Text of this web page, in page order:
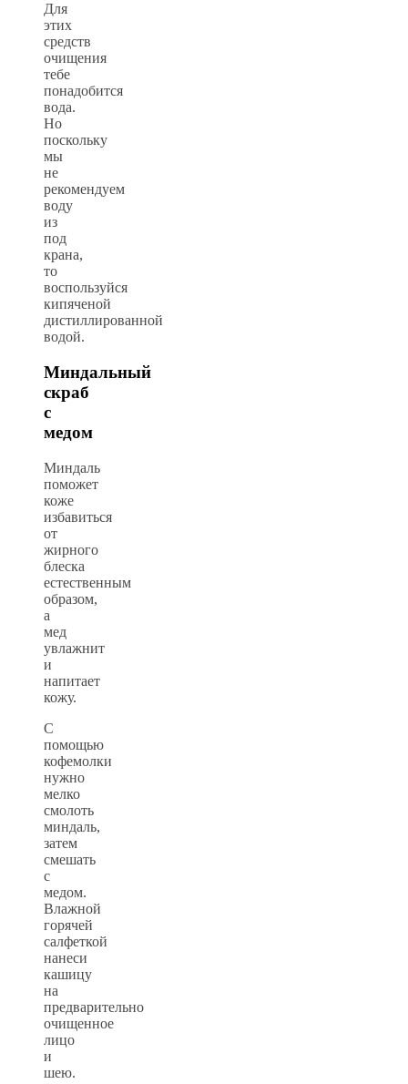
Для
этих
средств
очищения
тебе
понадобится
вода.
Но
поскольку
мы
не
рекомендуем
воду
из
под
крана,
то
воспользуйся
кипяченой
дистиллированной
водой.
Миндальный
скраб
с
медом
Миндаль
поможет
коже
избавиться
от
жирного
блеска
естественным
образом,
а
мед
увлажнит
и
напитает
кожу.
С
помощью
кофемолки
нужно
мелко
смолоть
миндаль,
затем
смешать
с
медом.
Влажной
горячей
салфеткой
нанеси
кашицу
на
предварительно
очищенное
лицо
и
шею.